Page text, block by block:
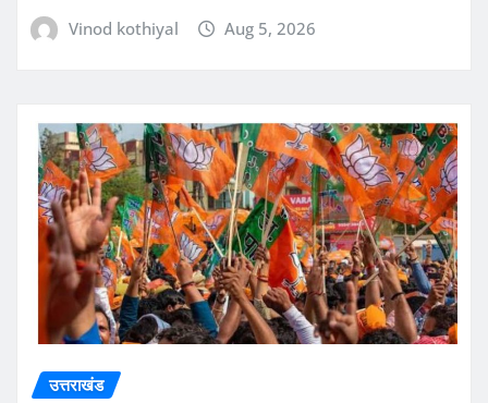
Vinod kothiyal Aug 5, 2026
उत्तराखंड